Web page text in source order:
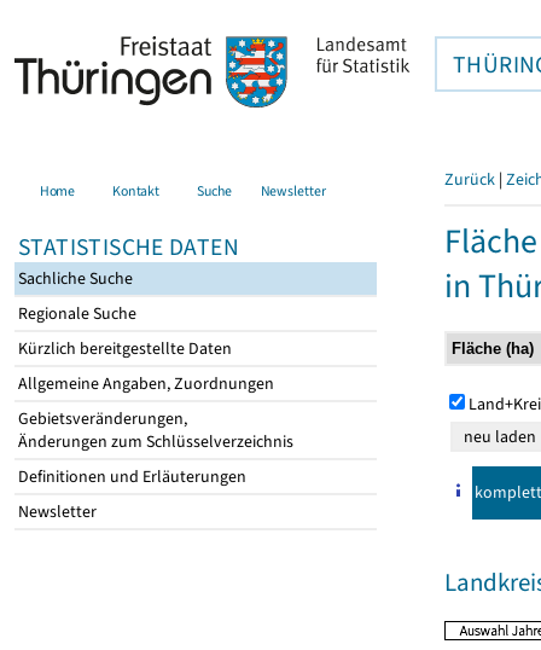
Home Kontakt Suche Newsletter
STATISTISCHE DATEN
Sachliche Suche
Regionale Suche
Kürzlich bereitgestellte Daten
Allgemeine Angaben, Zuordnungen
Gebietsveränderungen,
Änderungen zum Schlüsselverzeichnis
Definitionen und Erläuterungen
Newsletter
Zurück |
in
komplett